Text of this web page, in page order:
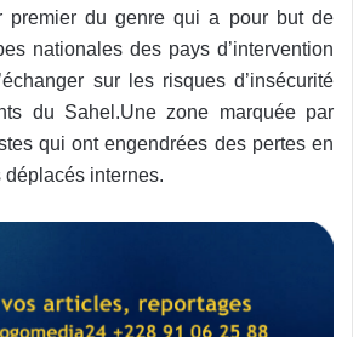
premier du genre qui a pour but de
nationales des pays d’intervention
sur les risques d’insécurité
du Sahel.Une zone marquée par
qui ont engendrées des pertes en
internes.